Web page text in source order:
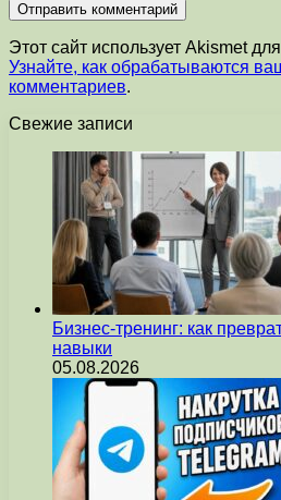
Этот сайт использует Akismet
Узнайте, как обрабатываются
комментариев.
Свежие записи
Бизнес-тренинг: как
навыки
05.08.2026